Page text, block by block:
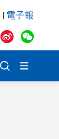
電子報